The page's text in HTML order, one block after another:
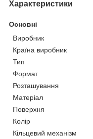
Характеристики
Основні
Виробник
Країна виробник
Тип
Формат
Розташування
Матеріал
Поверхня
Колір
Кільцевий механізм